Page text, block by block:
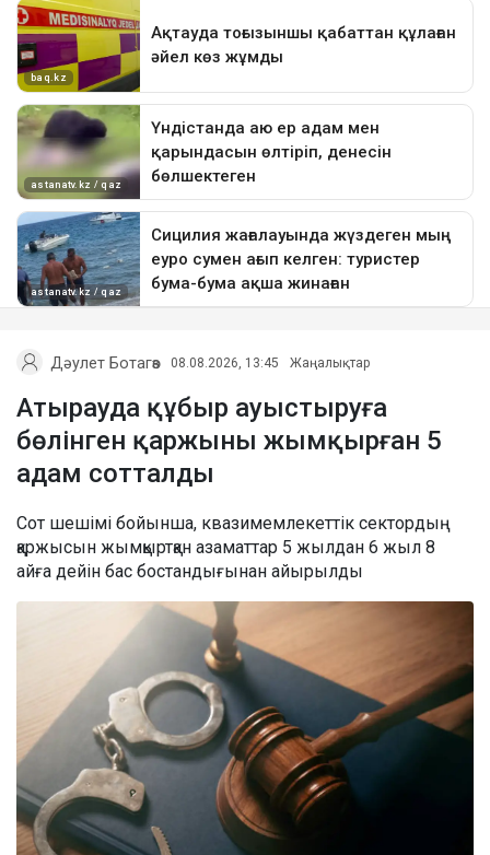
Дәулет Ботагөз 08.08.2026, 13:45 Жаңалықтар
Атырауда құбыр ауыстыруға
бөлінген қаржыны жымқырған 5
адам сотталды
Сот шешімі бойынша, квазимемлекеттік сектордың
қаржысын жымқыртқан азаматтар 5 жылдан 6 жыл 8
айға дейін бас бостандығынан айырылды